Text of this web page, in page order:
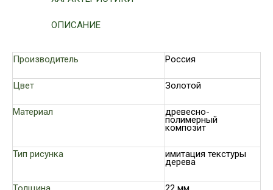
ОПИСАНИЕ
Производитель Россия
Цвет Золотой
Материал древесно-
полимерный
композит
Тип рисунка имитация текстуры
дерева